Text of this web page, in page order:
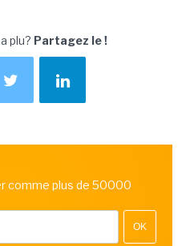
plu? Partagez le !
comme plus de 50000
OK